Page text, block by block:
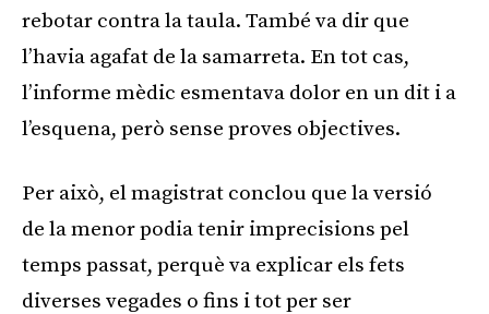
rebotar contra la taula. També va dir que
l’havia agafat de la samarreta. En tot cas,
l’informe mèdic esmentava dolor en un dit i a
l’esquena, però sense proves objectives.
Per això, el magistrat conclou que la versió
de la menor podia tenir imprecisions pel
temps passat, perquè va explicar els fets
diverses vegades o fins i tot per ser